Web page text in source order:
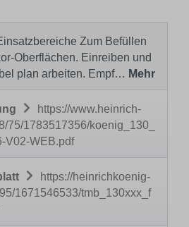
Zum Befüllen
Oberflächen. Einreiben und
plan arbeiten. Empf… Mehr
https://www.heinrich-
75/1783517356/koenig_130_
V02-WEB.pdf
https://heinrichkoenig-
1671546533/tmb_130xxx_f